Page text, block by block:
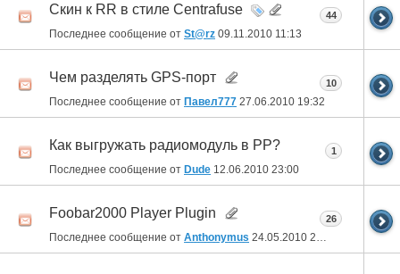
Скин к RR в стиле Centrafuse
Последнее сообщение от St@rz 09.11.2010 11:13
44
Чем разделять GPS-порт
Последнее сообщение от Павел777 27.06.2010 19:32
10
Как выгружать радиомодуль в РР?
Последнее сообщение от Dude 12.06.2010 23:00
1
Foobar2000 Player Plugin
Последнее сообщение от Anthonymus 24.05.2010 21:58
26